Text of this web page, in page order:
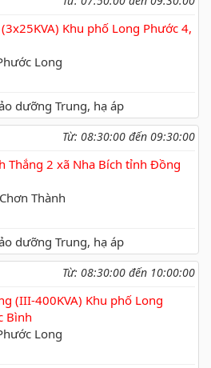
Khu phố Long Phước 4,
Long
dưỡng Trung, hạ áp
Từ: 08:30:00 đến 09:30:00
Thắng 2 xã Nha Bích tỉnh Đồng
Thành
dưỡng Trung, hạ áp
Từ: 08:30:00 đến 10:00:00
(III-400KVA) Khu phố Long
Bình
Long